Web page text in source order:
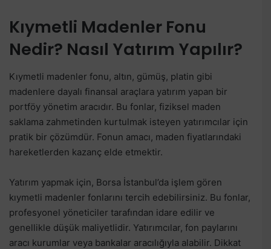
Kıymetli Madenler Fonu
Nedir? Nasıl Yatırım Yapılır?
Kıymetli madenler fonu, altın, gümüş, platin gibi
madenlere dayalı finansal araçlara yatırım yapan bir
portföy yönetim aracıdır. Bu fonlar, fiziksel maden
saklama zahmetinden kurtulmak isteyen yatırımcılar için
pratik bir çözümdür. Fonun amacı, maden fiyatlarındaki
hareketlerden kazanç elde etmektir.
Yatırım yapmak için, Borsa İstanbul’da işlem gören
kıymetli madenler fonlarını tercih edebilirsiniz. Bu fonlar,
profesyonel yöneticiler tarafından idare edilir ve
genellikle düşük maliyetlidir. Yatırımcılar, fon paylarını
aracı kurumlar veya bankalar aracılığıyla alabilir. Dikkat